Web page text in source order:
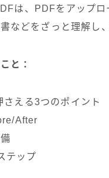
は、PDFをアップロ
などをざっと理解し
と：
える3つのポイント
After
テップ